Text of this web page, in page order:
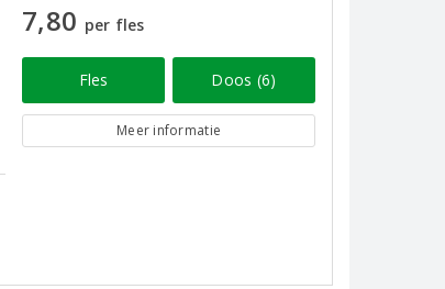
7,80 per fles
Fles Doos (6)
Meer informatie